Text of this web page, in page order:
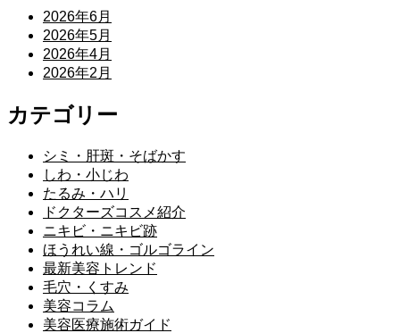
2026年6月
2026年5月
2026年4月
2026年2月
カテゴリー
シミ・肝斑・そばかす
しわ・小じわ
たるみ・ハリ
ドクターズコスメ紹介
ニキビ・ニキビ跡
ほうれい線・ゴルゴライン
最新美容トレンド
毛穴・くすみ
美容コラム
美容医療施術ガイド